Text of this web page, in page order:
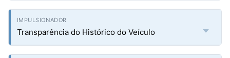
Transparência do Histórico do Veículo